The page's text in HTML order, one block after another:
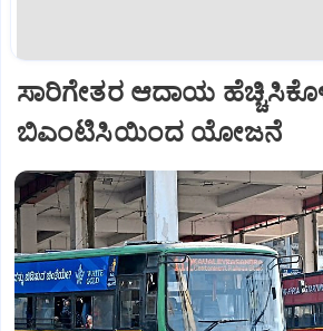
ಸಾರಿಗೇತರ ಆದಾಯ
ಬಿಎಂಟಿಸಿಯಿಂದ ಯೋಜನೆ